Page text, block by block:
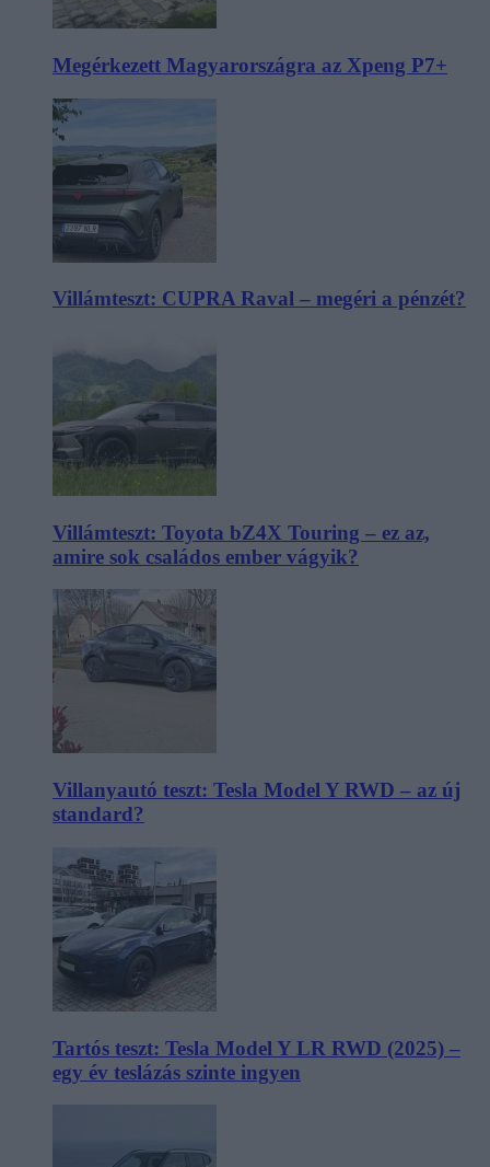
Megérkezett Magyarországra az Xpeng P7+
Villámteszt: CUPRA Raval – megéri a pénzét?
Villámteszt: Toyota bZ4X Touring – ez az,
amire sok családos ember vágyik?
Villanyautó teszt: Tesla Model Y RWD – az új
standard?
Tartós teszt: Tesla Model Y LR RWD (2025) –
egy év teslázás szinte ingyen